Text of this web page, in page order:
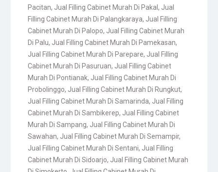
Pacitan, Jual Filling Cabinet Murah Di Pakal, Jual
Filling Cabinet Murah Di Palangkaraya, Jual Filling
Cabinet Murah Di Palopo, Jual Filling Cabinet Murah
Di Palu, Jual Filling Cabinet Murah Di Pamekasan,
Jual Filling Cabinet Murah Di Parepare, Jual Filling
Cabinet Murah Di Pasuruan, Jual Filling Cabinet
Murah Di Pontianak, Jual Filling Cabinet Murah Di
Probolinggo, Jual Filling Cabinet Murah Di Rungkut,
Jual Filling Cabinet Murah Di Samarinda, Jual Filling
Cabinet Murah Di Sambikerep, Jual Filling Cabinet
Murah Di Sampang, Jual Filling Cabinet Murah Di
Sawahan, Jual Filling Cabinet Murah Di Semampir,
Jual Filling Cabinet Murah Di Sentani, Jual Filling
Cabinet Murah Di Sidoarjo, Jual Filling Cabinet Murah